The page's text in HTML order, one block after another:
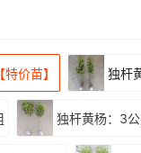
价苗】 独杆
独杆黄杨：3